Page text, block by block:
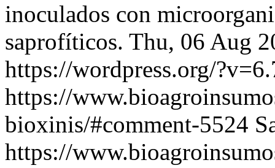
inoculados con
saprofíticos. Thu, 06 Aug
https://wordpress.org/
https://
bioxinis/#comment-5524
https://